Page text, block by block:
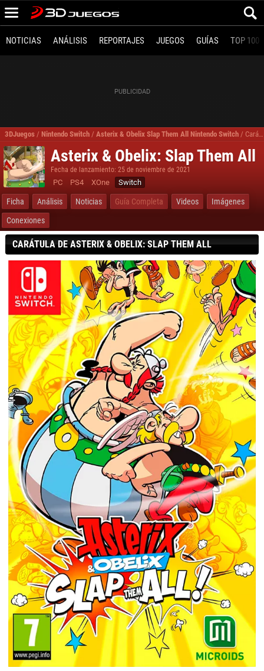
NOTICIAS ANÁLISIS REPORTAJES JUEGOS GUÍAS TOP 100
3DJuegos / Nintendo Switch / Asterix & Obelix Slap Them All Nintendo Switch / Carátula de Asterix & Obelix Slap Them All para Nintendo Switch
Asterix & Obelix: Slap Them All
Fecha de lanzamiento: 25 de noviembre de 2021
PC PS4 XOne Switch
Ficha Análisis Noticias Guía Completa Videos
Imágenes
Conexiones
CARÁTULA DE ASTERIX & OBELIX: SLAP THEM ALL